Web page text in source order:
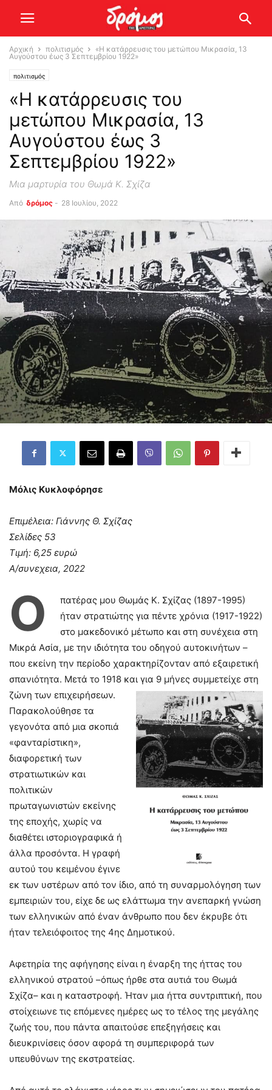
Αρχική πολιτισμός
«Η κατάρρευσις του μετώπου Μικρασία, 13
Αυγούστου έως 3 Σεπτεμβρίου 1922»
πολιτισμός
«Η κατάρρευσις του
μετώπου Μικρασία, 13
Αυγούστου έως 3
Σεπτεμβρίου 1922»
Μια μαρτυρία του Θωμά Κ. Σχίζα
Από δρόμος - 28 Ιουλίου, 2022
Μόλις Κυκλοφόρησε
Επιμέλεια: Γιάννης Θ. Σχίζας
Σελίδες 53
Τιμή: 6,25 ευρώ
Α/συνεχεια, 2022
Ο
πατέρας μου Θωμάς Κ. Σχίζας (1897-1995)
ήταν στρατιώτης για πέντε χρόνια (1917-1922)
στο μακεδονικό μέτωπο και στη συνέχεια στη
Μικρά Ασία, με την ιδιότητα του οδηγού αυτοκινήτων –
που εκείνη την περίοδο χαρακτηρίζονταν από εξαιρετική
σπανιότητα. Μετά το 1918 και για 9 μήνες συμμετείχε στη
ζώνη των επιχειρήσεων.
Παρακολούθησε τα
γεγονότα από μια σκοπιά
«φανταρίστικη»,
διαφορετική των
στρατιωτικών και
πολιτικών
πρωταγωνιστών εκείνης
της εποχής, χωρίς να
διαθέτει ιστοριογραφικά ή
άλλα προσόντα. Η γραφή
αυτού του κειμένου έγινε
εκ των υστέρων από τον ίδιο, από τη συναρμολόγηση των
εμπειριών του, είχε δε ως ελάττωμα την ανεπαρκή γνώση
των ελληνικών από έναν άνθρωπο που δεν έκρυβε ότι
ήταν τελειόφοιτος της 4ης Δημοτικού.
Αφετηρία της αφήγησης είναι η έναρξη της ήττας του
ελληνικού στρατού –όπως ήρθε στα αυτιά του Θωμά
Σχίζα– και η καταστροφή. Ήταν μια ήττα συντριπτική, που
στοίχειωνε τις επόμενες ημέρες ως το τέλος της μεγάλης
ζωής του, που πάντα απαιτούσε επεξηγήσεις και
διευκρινίσεις όσον αφορά τη συμπεριφορά των
υπευθύνων της εκστρατείας.